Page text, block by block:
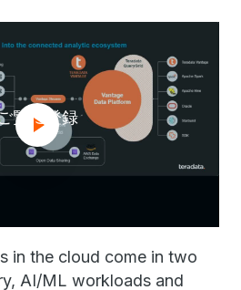
覧に登録
in the cloud come in two
AI/ML workloads and